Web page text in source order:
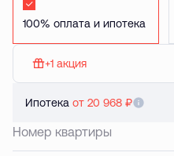
Стандартная
+1 акция
Ипотека от 20 968 ₽
Номер квартиры